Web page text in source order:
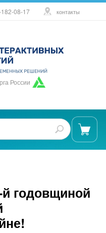
08-17 контакты
России
годовщиной